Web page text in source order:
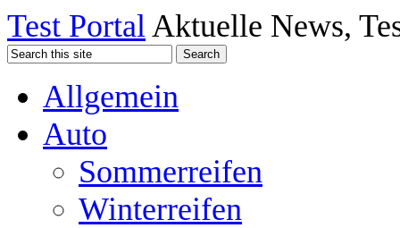
Test PortalAktuelle News,
Allgemein
Auto
Sommerreifen
Winterreifen